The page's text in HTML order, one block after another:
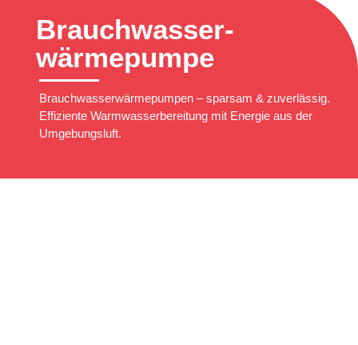
Brauchwasser­
wärmepumpe
Brauchwasserwärmepumpen – sparsam & zuverlässig.
Effiziente Warmwasserbereitung mit Energie aus der
Umgebungsluft.